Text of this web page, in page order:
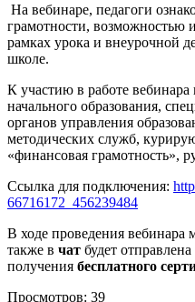
На вебинаре, педагоги
грамотности, возможностью
рамках урока и внеурочной
школе.
К участию в работе
начального образования,
органов управления
методических служб,
«финансовая грамотность»,
Ссылка для подключения:
66716172_456239484
В ходе проведения вебинара
также в чат будет
получения бесплатного
Просмотров: 39